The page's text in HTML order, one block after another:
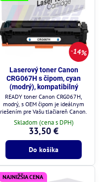
14%
Laserový toner Canon
CRG067H s čipom, cyan
(modrý), kompatibilný
READY toner Canon CRG067H,
modrý, s OEM čipom je ideálnym
riešením pre Vašu tlačiareň Canon.
Skladom (cena s DPH)
33,50 €
Do košíka
NAJNIŽŠIA CENA